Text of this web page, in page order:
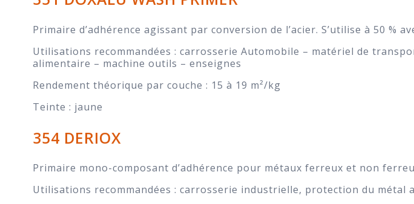
Primaire d’adhérence agissant par conversion de l’acier. S’utilise à 50 %
Utilisations recommandées : carrosserie Automobile – matériel de
alimentaire – machine outils – enseignes
Rendement théorique par couche : 15 à 19 m²/kg
Teinte : jaune
354 DERIOX
Primaire mono-composant d’adhérence pour métaux ferreux et non
Utilisations recommandées : carrosserie industrielle, protection du métal